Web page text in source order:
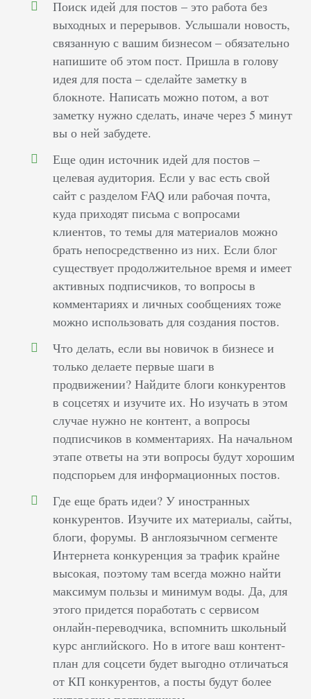
Поиск идей для постов – это работа без
выходных и перерывов. Услышали новость,
связанную с вашим бизнесом – обязательно
напишите об этом пост. Пришла в голову
идея для поста – сделайте заметку в
блокноте. Написать можно потом, а вот
заметку нужно сделать, иначе через 5 минут
вы о ней забудете.
Еще один источник идей для постов –
целевая аудитория. Если у вас есть свой
сайт с разделом FAQ или рабочая почта,
куда приходят письма с вопросами
клиентов, то темы для материалов можно
брать непосредственно из них. Если блог
существует продолжительное время и имеет
активных подписчиков, то вопросы в
комментариях и личных сообщениях тоже
можно использовать для создания постов.
Что делать, если вы новичок в бизнесе и
только делаете первые шаги в
продвижении? Найдите блоги конкурентов
в соцсетях и изучите их. Но изучать в этом
случае нужно не контент, а вопросы
подписчиков в комментариях. На начальном
этапе ответы на эти вопросы будут хорошим
подспорьем для информационных постов.
Где еще брать идеи? У иностранных
конкурентов. Изучите их материалы, сайты,
блоги, форумы. В англоязычном сегменте
Интернета конкуренция за трафик крайне
высокая, поэтому там всегда можно найти
максимум пользы и минимум воды. Да, для
этого придется поработать с сервисом
онлайн-переводчика, вспомнить школьный
курс английского. Но в итоге ваш контент-
план для соцсети будет выгодно отличаться
от КП конкурентов, а посты будут более